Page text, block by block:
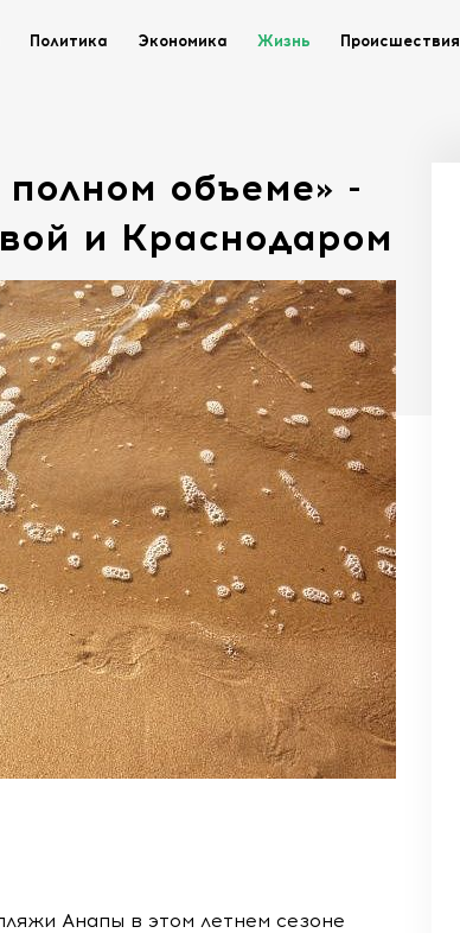
Политика Экономика Жизнь Происшествия
объеме» -
и Краснодаром
Анапы в этом летнем сезоне